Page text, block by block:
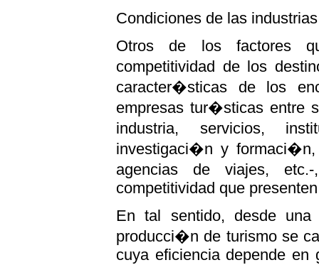
Condiciones de las
Otros de los factores
competitividad de los
caracter�sticas de los
empresas tur�sticas entre
industria, servicios,
investigaci�n y formaci�n,
agencias de viajes,
competitividad que
En tal sentido, desde una
producci�n de turismo se
cuya eficiencia depende en